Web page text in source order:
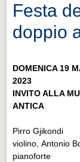
Festa
doppio
DOMENICA 19
2023
INVITO ALLA
ANTICA
Pirro Gjikondi
violino, Antonio
pianoforte